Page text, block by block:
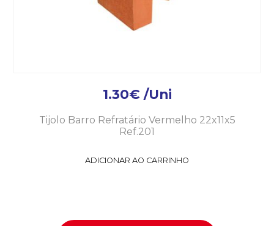
1.30€ /Uni
Tijolo Barro Refratário Vermelho 22x11x5
Ref.201
ADICIONAR AO CARRINHO